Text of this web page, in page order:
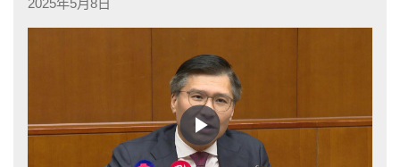
2025年5月8日
Play